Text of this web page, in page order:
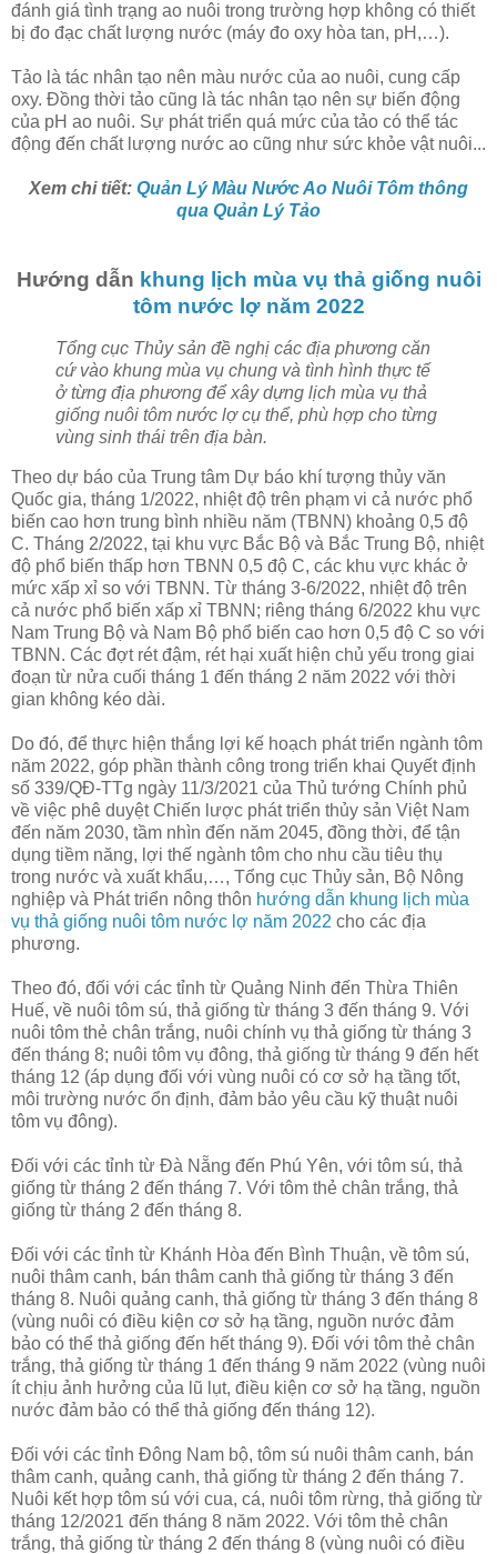
đánh giá tình trạng ao nuôi trong trường hợp không có thiết
bị đo đạc chất lượng nước (máy đo oxy hòa tan, pH,…).
Tảo là tác nhân tạo nên màu nước của ao nuôi, cung cấp
oxy. Đồng thời tảo cũng là tác nhân tạo nên sự biến động
của pH ao nuôi. Sự phát triển quá mức của tảo có thể tác
động đến chất lượng nước ao cũng như sức khỏe vật nuôi...
Xem chi tiết: Quản Lý Màu Nước Ao Nuôi Tôm thông
qua Quản Lý Tảo
Hướng dẫn khung lịch mùa vụ thả giống nuôi
tôm nước lợ năm 2022
Tổng cục Thủy sản đề nghị các địa phương căn
cứ vào khung mùa vụ chung và tình hình thực tế
ở từng địa phương để xây dựng lịch mùa vụ thả
giống nuôi tôm nước lợ cụ thể, phù hợp cho từng
vùng sinh thái trên địa bàn.
Theo dự báo của Trung tâm Dự báo khí tượng thủy văn
Quốc gia, tháng 1/2022, nhiệt độ trên phạm vi cả nước phổ
biến cao hơn trung bình nhiều năm (TBNN) khoảng 0,5 độ
C. Tháng 2/2022, tại khu vực Bắc Bộ và Bắc Trung Bộ, nhiệt
độ phổ biến thấp hơn TBNN 0,5 độ C, các khu vực khác ở
mức xấp xỉ so với TBNN. Từ tháng 3-6/2022, nhiệt độ trên
cả nước phổ biến xấp xỉ TBNN; riêng tháng 6/2022 khu vực
Nam Trung Bộ và Nam Bộ phổ biến cao hơn 0,5 độ C so với
TBNN. Các đợt rét đậm, rét hại xuất hiện chủ yếu trong giai
đoạn từ nửa cuối tháng 1 đến tháng 2 năm 2022 với thời
gian không kéo dài.
Do đó, để thực hiện thắng lợi kế hoạch phát triển ngành tôm
năm 2022, góp phần thành công trong triển khai Quyết định
số 339/QĐ-TTg ngày 11/3/2021 của Thủ tướng Chính phủ
về việc phê duyệt Chiến lược phát triển thủy sản Việt Nam
đến năm 2030, tầm nhìn đến năm 2045, đồng thời, để tận
dụng tiềm năng, lợi thế ngành tôm cho nhu cầu tiêu thụ
trong nước và xuất khẩu,…, Tổng cục Thủy sản, Bộ Nông
nghiệp và Phát triển nông thôn hướng dẫn khung lịch mùa
vụ thả giống nuôi tôm nước lợ năm 2022 cho các địa
phương.
Theo đó, đối với các tỉnh từ Quảng Ninh đến Thừa Thiên
Huế, về nuôi tôm sú, thả giống từ tháng 3 đến tháng 9. Với
nuôi tôm thẻ chân trắng, nuôi chính vụ thả giống từ tháng 3
đến tháng 8; nuôi tôm vụ đông, thả giống từ tháng 9 đến hết
tháng 12 (áp dụng đối với vùng nuôi có cơ sở hạ tầng tốt,
môi trường nước ổn định, đảm bảo yêu cầu kỹ thuật nuôi
tôm vụ đông).
Đối với các tỉnh từ Đà Nẵng đến Phú Yên, với tôm sú, thả
giống từ tháng 2 đến tháng 7. Với tôm thẻ chân trắng, thả
giống từ tháng 2 đến tháng 8.
Đối với các tỉnh từ Khánh Hòa đến Bình Thuận, về tôm sú,
nuôi thâm canh, bán thâm canh thả giống từ tháng 3 đến
tháng 8. Nuôi quảng canh, thả giống từ tháng 3 đến tháng 8
(vùng nuôi có điều kiện cơ sở hạ tầng, nguồn nước đảm
bảo có thể thả giống đến hết tháng 9). Đối với tôm thẻ chân
trắng, thả giống từ tháng 1 đến tháng 9 năm 2022 (vùng nuôi
ít chịu ảnh hưởng của lũ lụt, điều kiện cơ sở hạ tầng, nguồn
nước đảm bảo có thể thả giống đến tháng 12).
Đối với các tỉnh Đông Nam bộ, tôm sú nuôi thâm canh, bán
thâm canh, quảng canh, thả giống từ tháng 2 đến tháng 7.
Nuôi kết hợp tôm sú với cua, cá, nuôi tôm rừng, thả giống từ
tháng 12/2021 đến tháng 8 năm 2022. Với tôm thẻ chân
trắng, thả giống từ tháng 2 đến tháng 8 (vùng nuôi có điều